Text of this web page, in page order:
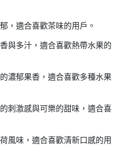
，適合喜歡茶味的用戶。
與多汁，適合喜歡熱帶水果的
濃郁果香，適合喜歡多種水果
刺激感與可樂的甜味，適合喜
風味，適合喜歡清新口感的用